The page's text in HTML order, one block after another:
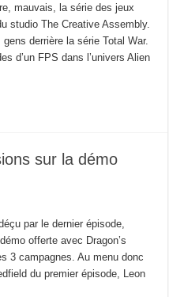
mauvais, la série des jeux
studio The Creative Assembly.
derrière la série Total War.
d’un FPS dans l’univers Alien
sur la démo
par le dernier épisode,
offerte avec Dragon’s
3 campagnes. Au menu donc
du premier épisode, Leon